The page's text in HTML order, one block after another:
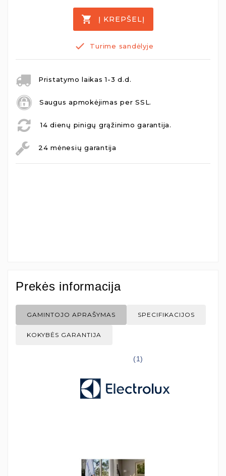
Į KREPŠELĮ
Turime sandėlyje
Pristatymo laikas 1-3 d.d.
Saugus apmokėjimas per SSL.
14 dienų pinigų grąžinimo garantija.
24 mėnesių garantija
Prekės informacija
GAMINTOJO APRAŠYMAS SPECIFIKACIJOS
KOKYBĖS GARANTIJA
(1)